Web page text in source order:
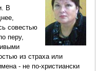
В
совестью
перу,
из страха или
- не по-христиански